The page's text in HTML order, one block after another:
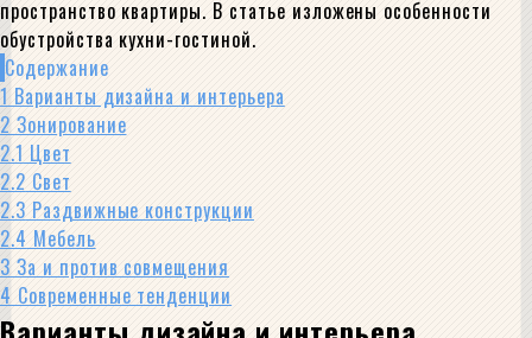
пространство квартиры. В статье изложены особенности
обустройства кухни-гостиной.
Содержание
1 Варианты дизайна и интерьера
2 Зонирование
2.1 Цвет
2.2 Свет
2.3 Раздвижные конструкции
2.4 Мебель
3 За и против совмещения
4 Современные тенденции